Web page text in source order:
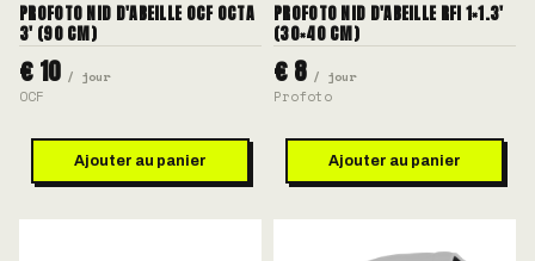
PROFOTO NID D'ABEILLE OCF OCTA
3' (90 CM)
€ 10 / jour
OCF
Ajouter au panier
PROFOTO NID D'ABEILLE RFI 1×1.3'
(30×40 CM)
€ 8 / jour
Profoto
Ajouter au panier